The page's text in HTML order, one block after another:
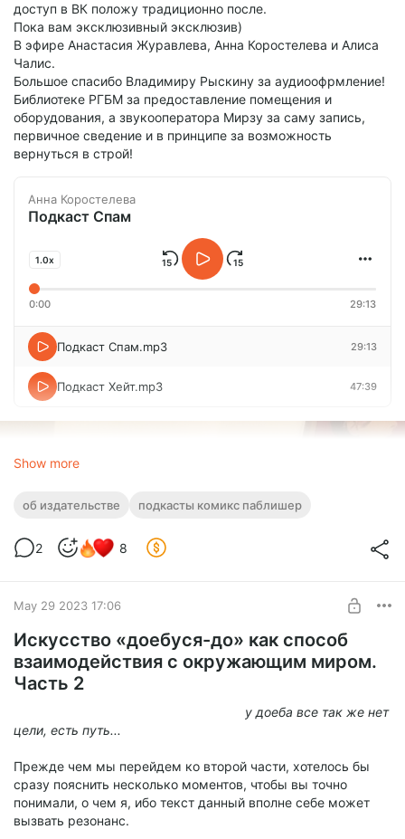
доступ в ВК положу традиционно после.
Пока вам эксклюзивный эксклюзив)
В эфире Анастасия Журавлева, Анна Коростелева и Алиса
Чалис.
Большое спасибо Владимиру Рыскину за аудиоофрмление!
Библиотеке РГБМ за предоставление помещения и
оборудования, а звукооператора Мирзу за саму запись,
первичное сведение и в принципе за возможность
вернуться в строй!
Анна Коростелева
Подкаст Спам
1.0x
0:00 29:13
Подкаст Спам.mp3 29:13
Подкаст Хейт.mp3 47:39
Show more
об издательстве подкасты комикс паблишер
2 8
May 29 2023 17:06
Искусство «доебуся-до» как способ
взаимодействия с окружающим миром.
Часть 2
у доеба все так же нет
цели, есть путь...
Прежде чем мы перейдем ко второй части, хотелось бы
сразу пояснить несколько моментов, чтобы вы точно
понимали, о чем я, ибо текст данный вполне себе может
вызвать резонанс.